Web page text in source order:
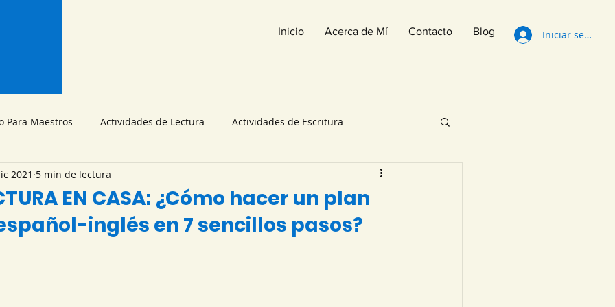
Inicio Acerca de Mí Contacto Blog Iniciar sesión
Para Maestros Actividades de Lectura Actividades de Escritura
de Lectura
3er Grado:Actividades de Lectura 4to Grado:Actividades de Lectura
EN CASA: ¿Cómo hacer un plan
inglés en 7 sencillos pasos?
2021 5 min de lectura